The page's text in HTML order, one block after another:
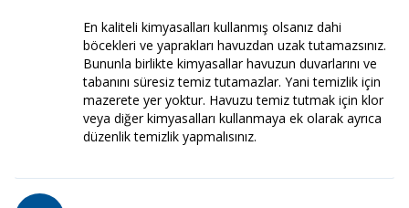
En kaliteli kimyasalları kullanmış olsanız dahi
böcekleri ve yaprakları havuzdan uzak tutamazsınız.
Bununla birlikte kimyasallar havuzun duvarlarını ve
tabanını süresiz temiz tutamazlar. Yani temizlik için
mazerete yer yoktur. Havuzu temiz tutmak için klor
veya diğer kimyasalları kullanmaya ek olarak ayrıca
düzenlik temizlik yapmalısınız.